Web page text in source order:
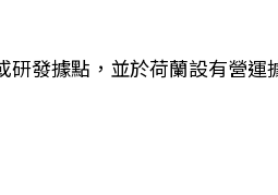
研發據點，並於荷蘭設有營運